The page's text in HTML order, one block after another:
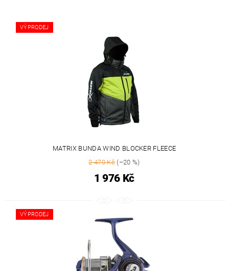
VÝPRODEJ
MATRIX BUNDA WIND BLOCKER FLEECE
2 470 Kč (–20 %)
1 976 Kč
VÝPRODEJ